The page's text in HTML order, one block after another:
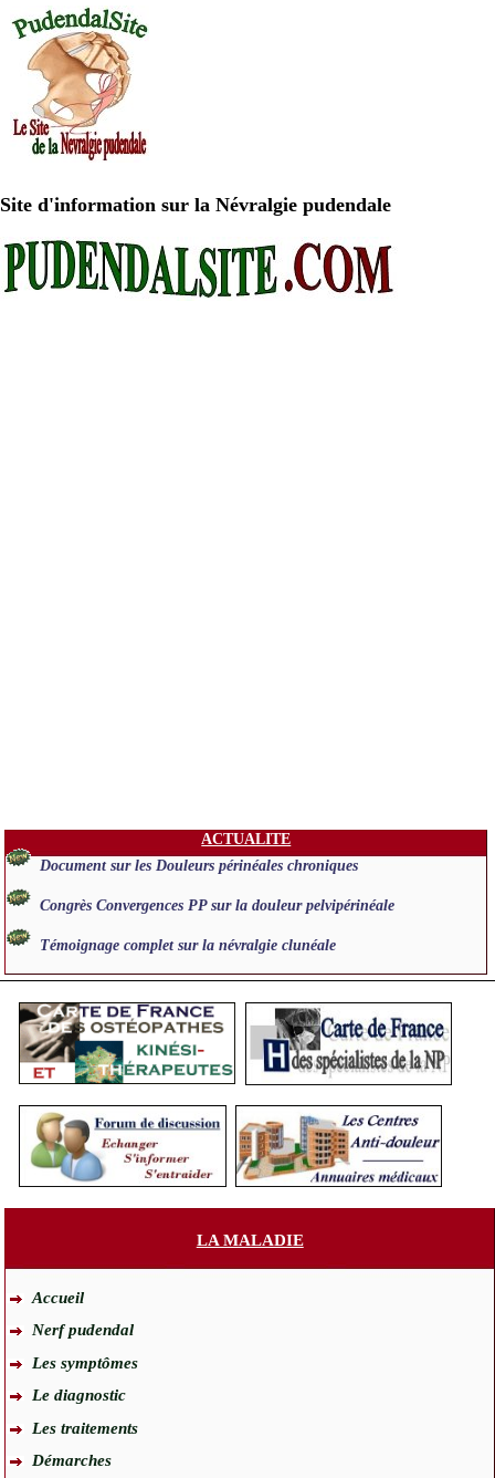
Site d'information sur la Névralgie pudendale
ACTUALITE
Document sur les Douleurs périnéales chroniques
Congrès Convergences PP sur la douleur pelvipérinéale
Témoignage complet sur la névralgie clunéale
LA MALADIE
Accueil
Nerf pudendal
Les symptômes
Le diagnostic
Les traitements
Démarches